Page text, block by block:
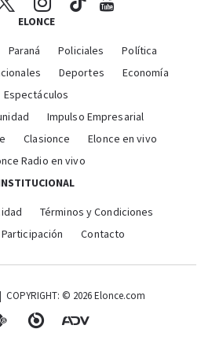
ELONCE
Paraná Policiales
Política
Deportes
Economía
Espectáculos
Impulso Empresarial
Clasionce
Elonce en vivo
Radio en vivo
Términos y Condiciones
Contacto
COPYRIGHT: © 2026 Elonce.com